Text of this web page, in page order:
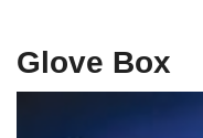
Glove Box